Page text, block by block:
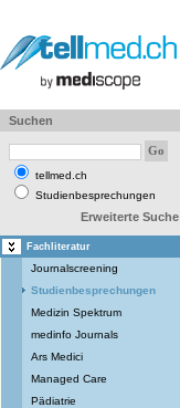
Suchen
tellmed.ch
Studienbesprechungen
Erweiterte Suche
Fachliteratur
Journalscreening
Studienbesprechungen
Medizin Spektrum
medinfo Journals
Ars Medici
Managed Care
Pädiatrie